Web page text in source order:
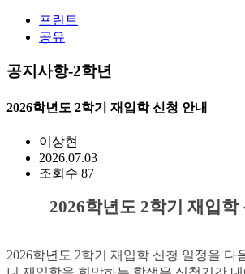
프린트
공유
공지사항-2학년
2026학년도 2학기 재입학 신청 안내
이상현
2026.07.03
조회수 87
2026학년도 2학기 재입학
2026학년도 2학기 재입학 신청 일정을 다